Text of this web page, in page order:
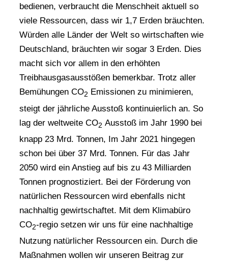
bedienen, verbraucht die Menschheit aktuell so
viele Ressourcen, dass wir 1,7 Erden bräuchten.
Würden alle Länder der Welt so wirtschaften wie
Deutschland, bräuchten wir sogar 3 Erden. Dies
macht sich vor allem in den erhöhten
Treibhausgasausstößen bemerkbar. Trotz aller
Bemühungen CO2 Emissionen zu minimieren,
steigt der jährliche Ausstoß kontinuierlich an. So
lag der weltweite CO2 Ausstoß im Jahr 1990 bei
knapp 23 Mrd. Tonnen, Im Jahr 2021 hingegen
schon bei über 37 Mrd. Tonnen. Für das Jahr
2050 wird ein Anstieg auf bis zu 43 Milliarden
Tonnen prognostiziert. Bei der Förderung von
natürlichen Ressourcen wird ebenfalls nicht
nachhaltig gewirtschaftet. Mit dem Klimabüro
CO2-regio setzen wir uns für eine nachhaltige
Nutzung natürlicher Ressourcen ein. Durch die
Maßnahmen wollen wir unseren Beitrag zur